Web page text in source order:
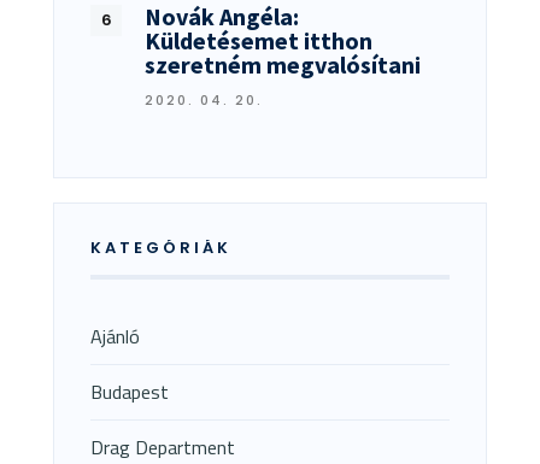
Novák Angéla:
Küldetésemet itthon
szeretném megvalósítani
2020. 04. 20.
KATEGÓRIÁK
Ajánló
Budapest
Drag Department